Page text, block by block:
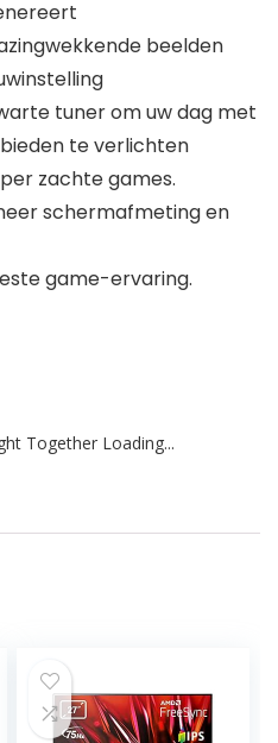
beelden
tuner om uw dag met
te verlichten
zachte games.
schermafmeting en
game-ervaring.
Together Loading...